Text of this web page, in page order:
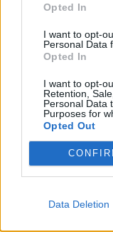
Opted In
I want to opt-
Personal Data
Opted In
I want to opt-
Retention,
Personal Data
Purposes for
Opted Out
Data Deletion